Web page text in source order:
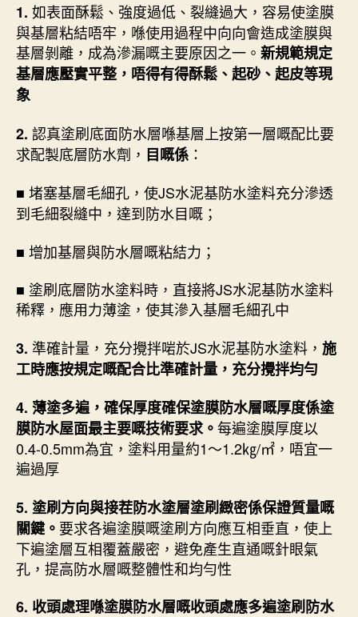
1. 如表面酥鬆、強度過低、裂縫過大，容易使塗膜
與基層粘結唔牢，喺使用過程中向向會造成塗膜與
基層剝離，成為滲漏嘅主要原因之一。 新規範規定
基層應壓實平整，唔得有得酥鬆、起砂、起皮等現
象
2. 認真塗刷底面防水層喺基層上按第一層嘅配比要
求配製底層防水劑， 目嘅係 ：
■ 堵塞基層毛細孔，使JS水泥基防水塗料充分滲透
到毛細裂縫中，達到防水目嘅；
■ 增加基層與防水層嘅粘結力；
■ 塗刷底層防水塗料時，直接將JS水泥基防水塗料
稀釋，應用力薄塗，使其滲入基層毛細孔中
3. 準確計量，充分攪拌啱於JS水泥基防水塗料， 施
工時應按規定嘅配合比準確計量，充分攪拌均勻
4. 薄塗多遍，確保厚度確保塗膜防水層嘅厚度係塗
膜防水屋面最主要嘅技術要求。每遍塗膜厚度以
0.4-0.5mm為宜，塗料用量約1～1.2㎏/㎡，唔宜一
遍過厚
5. 塗刷方向與接茬防水塗層塗刷緻密係保證質量嘅
關鍵。 要求各遍塗膜嘅塗刷方向應互相垂直，使上
下遍塗層互相覆蓋嚴密，避免產生直通嘅針眼氣
孔，提高防水層嘅整體性和均勻性
6. 收頭處理喺塗膜防水層嘅收頭處應多遍塗刷防水